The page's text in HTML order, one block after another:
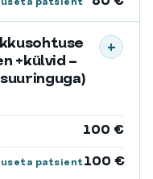
+külvid –
100 €
patsient100 €
+